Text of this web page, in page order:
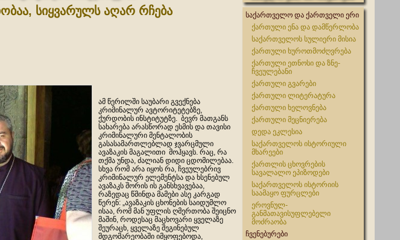
სიყვარულს აღარ რჩება
ამ წერილში საუბარი გვექნება
კრიმინალურ ავტორიტეტებზე,
ქურდობის ინსტიტუტზე. ბევრ მათგანს
სახარება არასწორად ესმის და თავისი
კრიმინალური მენტალობის
გასასამართლებლად ჯვარცმული
ავაზაკის მაგალითი მოჰყავს. რაც, რა
თქმა უნდა, ძალიან დიდი ცდომილებაა.
სხვა რომ არა იყოს რა, ჩვეულებრივ
კრიმინალურ ელემენტსა და ხსენებულ
ავაზაკს შორის ის განსხვავებაა,
რაზედაც წმინდა მამები ასე კარგად
წერენ: „ავაზაკის ცხონების საიდუმლო
ისაა, რომ მან უფლის ღმერთობა შეიცნო
მაშინ, როდესაც მაცხოვარი ყველაზე
შეურაცხ, ყველაზე შეგინებულ
მდგომარეობაში იმყოფებოდა,
საქართველო და ქართველი ერი
ქართული ენა და დამწერლობა
საქართველოს სულიერი მისია
ქართული ხუროთმოძღვრება
ქართული ეთნოსი და ზნე-
ჩვეულებანი
ქართული გვარები
ქართული ლიტერატურა
ქართული ხელოვნება
ქართული მეცნიერება
დედა ეკლესია
საქართველოს ისტორიული
მხარეები
ქართლის ცხოვრების
სავალალო ეპიზოდები
საქართველოს ისტორიის
საამაყო ფურცლები
ეროვნულ-
განმათავისუფლებელი
მოძრაობა
ჩვენებურები